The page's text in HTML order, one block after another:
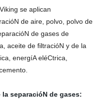
se aplican
de aire, polvo, polvo de
de gases de
aceite de filtracióN y de la
energíA eléCtrica,
separacióN de gases: